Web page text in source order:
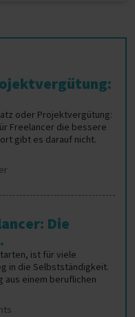
oder Projektvergütung:
Freelancer die bessere
gibt es darauf nicht.
Die
ist für viele
in die Selbstständigkeit.
aus einem beruflichen